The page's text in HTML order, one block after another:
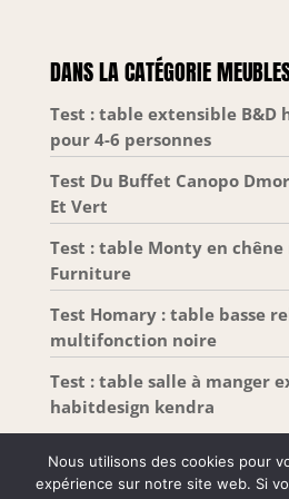
exceptionnelle. Fabriqué en
haute qualité et facile à
sécurisée Kit d'Assemblage
plus de temps avec des
Grâce aux instructions
numérotées fournies,
armoire de sol rapidement
essentiels de toilette
DANS LA CATÉGORIE
Test : table extensible B&D
pour 4-6 personnes
Test Du Buffet Canopo
Et Vert
Test : table Monty en chêne
Furniture
Test Homary : table basse
multifonction noire
Test : table salle à manger
habitdesign kendra
Nous utilisons des cookies pour
expérience sur notre site web. Si